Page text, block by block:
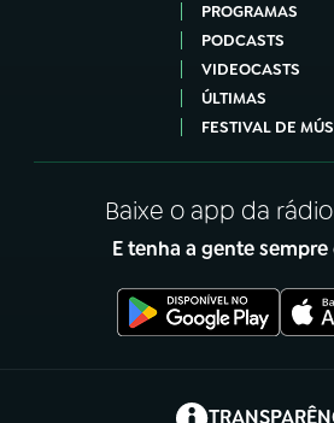
PROGRAMAS
PODCASTS
VIDEOCASTS
ÚLTIMAS
FESTIVAL DE
Baixe o app da
E tenha a gente
(abre